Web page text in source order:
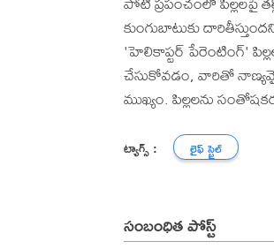
కుంగుబాటుకు
'హెలికాప్టర్ పేరెంటింగ్'
చేసుకోవడం, వారితో
ముఖ్యం. పిల్లలను
ట్యాగ్స్ : లైఫ్ స్టైల్
సంబంధిత పోస్ట్